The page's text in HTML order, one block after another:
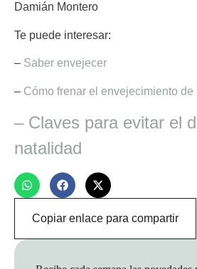
Damián Montero
Te puede interesar:
– Saber envejecer
– Cómo frenar el envejecimiento de
– Claves para evitar el
natalidad
Copiar enlace para compartir